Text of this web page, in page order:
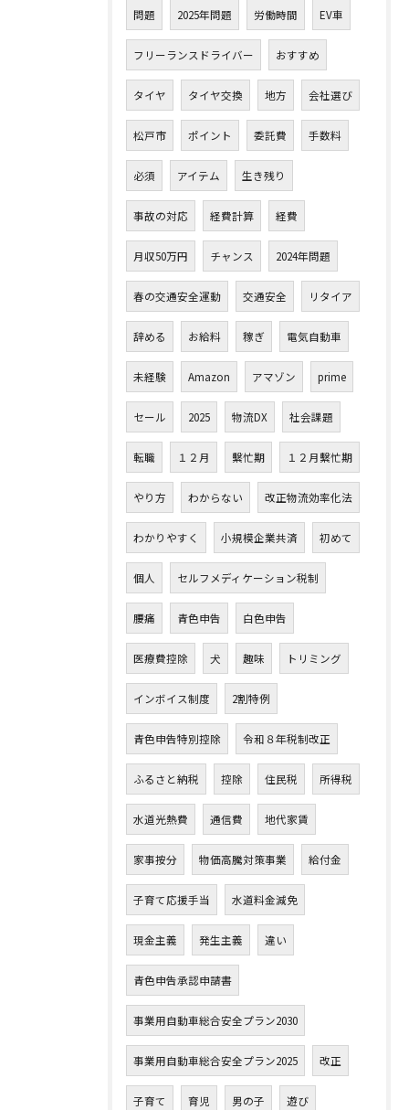
問題 2025年問題 労働時間 EV車
フリーランスドライバー おすすめ
タイヤ タイヤ交換 地方 会社選び
松戸市 ポイント 委託費 手数料
必須 アイテム 生き残り
事故の対応 経費計算 経費
月収50万円 チャンス 2024年問題
春の交通安全運動 交通安全 リタイア
辞める お給料 稼ぎ 電気自動車
未経験 Amazon アマゾン prime
セール 2025 物流DX 社会課題
転職 １２月 繫忙期 １２月繫忙期
やり方 わからない 改正物流効率化法
わかりやすく 小規模企業共済 初めて
個人 セルフメディケーション税制
腰痛 青色申告 白色申告
医療費控除 犬 趣味 トリミング
インボイス制度 2割特例
青色申告特別控除 令和８年税制改正
ふるさと納税 控除 住民税 所得税
水道光熱費 通信費 地代家賃
家事按分 物価高騰対策事業 給付金
子育て応援手当 水道料金減免
現金主義 発生主義 違い
青色申告承認申請書
事業用自動車総合安全プラン2030
事業用自動車総合安全プラン2025 改正
子育て 育児 男の子 遊び